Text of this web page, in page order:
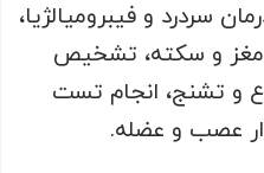
سردرد و فیبرومیالژیا،
مغز و سکته، تشخیص
و تشنج، انجام تست
عصب و عضله.